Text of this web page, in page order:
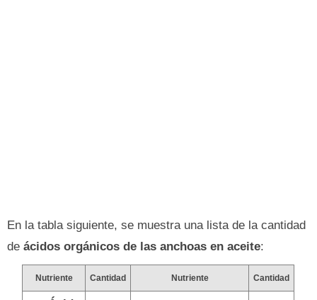
En la tabla siguiente, se muestra una lista de la cantidad
de ácidos orgánicos de las anchoas en aceite:
Nutriente Cantidad Nutriente Cantidad